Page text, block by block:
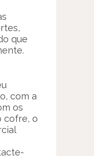
que
com a
os
cofre, o